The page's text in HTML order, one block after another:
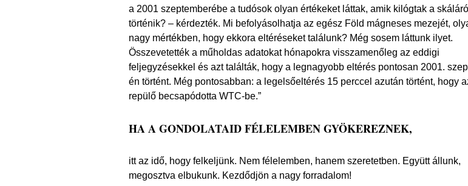
a 2001 szeptemberébe a tudósok olyan értékeket láttak, amik kilógtak a
történik? – kérdezték. Mi befolyásolhatja az egész Föld mágneses mezejét,
nagy mértékben, hogy ekkora eltéréseket találunk? Még sosem láttunk ilyet.
Összevetették a műholdas adatokat hónapokra visszamenőleg az eddigi
feljegyzésekkel és azt találták, hogy a legnagyobb eltérés pontosan 2001.
én történt. Még pontosabban: a legelsőeltérés 15 perccel azután történt, hogy
repülő becsapódotta WTC-be.”
HA A GONDOLATAID FÉLELEMBEN GYÖKEREZNEK,
itt az idő, hogy felkeljünk. Nem félelemben, hanem szeretetben. Együtt állunk,
megosztva elbukunk. Kezdődjön a nagy forradalom!